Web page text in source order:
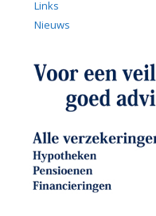
Links
Nieuws